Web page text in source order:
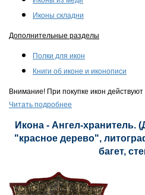
Иконы складни
Дополнительные разделы
Полки для икон
Книги об иконе и иконописи
Внимание! При покупке икон
Читать подробнее
Икона - Ангел-хранитель.
"красное дерево",
багет,